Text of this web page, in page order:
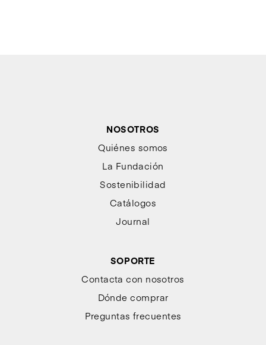
NOSOTROS
Quiénes somos
La Fundación
Sostenibilidad
Catálogos
Journal
SOPORTE
Contacta con nosotros
Dónde comprar
Preguntas frecuentes